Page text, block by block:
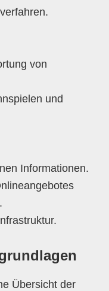
von
und
Informationen.
Übersicht der